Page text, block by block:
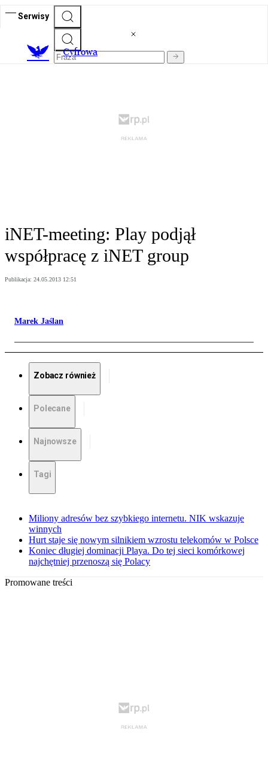
Serwisy
Cyfrowa
iNET-meeting: Play podjął
współpracę z iNET group
Publikacja: 24.05.2013 12:51
Marek Jaślan
Zobacz również
Polecane
Najnowsze
Tagi
Miliony adresów bez szybkiego internetu. NIK wskazuje
winnych
Hurt staje się nowym silnikiem wzrostu telekomów w Polsce
Koniec długiej dominacji Playa. Do tej sieci komórkowej
najchętniej przenoszą się Polacy
Promowane treści